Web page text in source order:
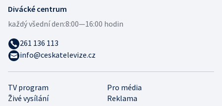
TV program
Pro média
Živé vysílání
Reklama
Divácké centrum
každý všední den:8:00—16:00 hodin
261 136 113
info@ceskatelevize.cz